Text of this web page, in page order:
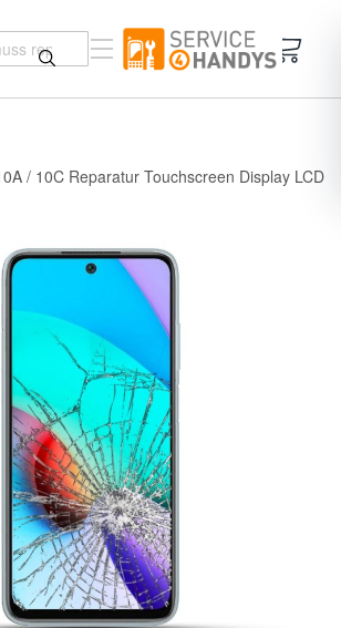
/ 10C Reparatur Touchscreen Display LCD